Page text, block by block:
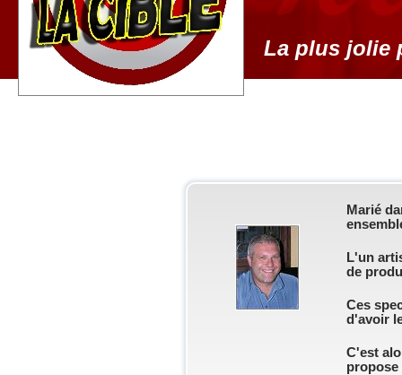
Marié
L'un
de
Ces
d'avoir
C'est
propose
La plus jolie